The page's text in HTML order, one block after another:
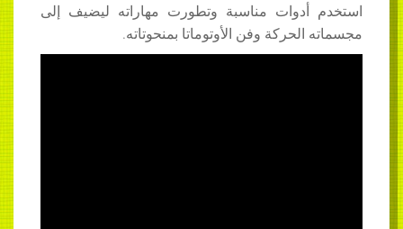
استخدم أدوات مناسبة وتطورت مهاراته ليضيف إلى
مجسماته الحركة وفن الأوتوماتا بمنحوتاته.